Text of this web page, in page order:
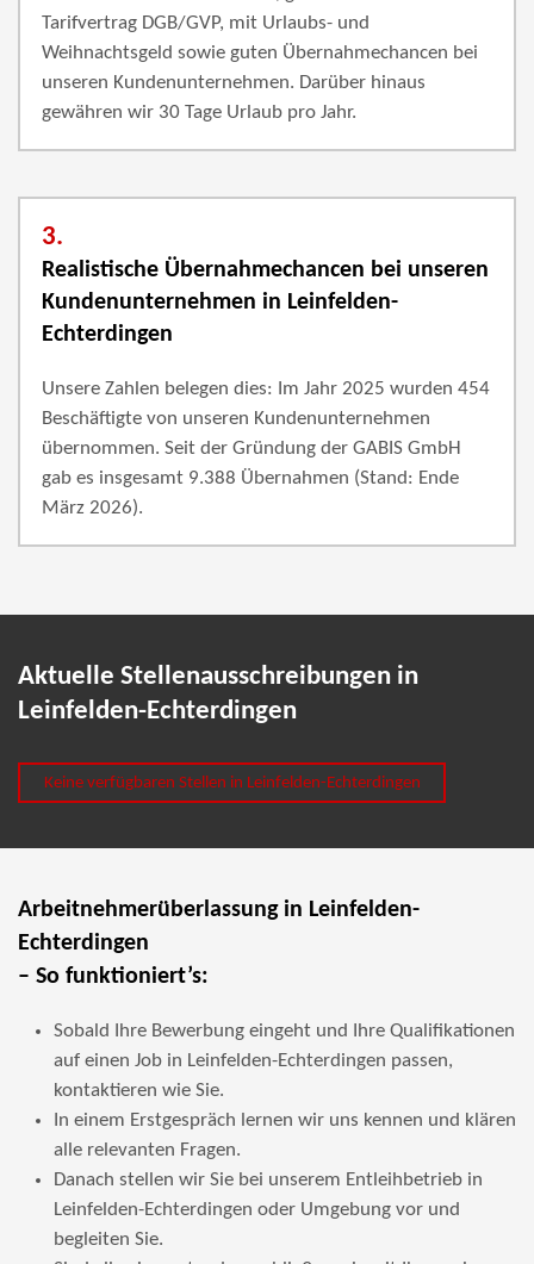
Tarifvertrag DGB/GVP, mit Urlaubs- und
Weihnachtsgeld sowie guten Übernahmechancen bei
unseren Kundenunternehmen. Darüber hinaus
gewähren wir 30 Tage Urlaub pro Jahr.
3.
Realistische Übernahmechancen bei unseren
Kundenunternehmen in Leinfelden-
Echterdingen
Unsere Zahlen belegen dies: Im Jahr 2025 wurden 454
Beschäftigte von unseren Kundenunternehmen
übernommen. Seit der Gründung der GABIS GmbH
gab es insgesamt 9.388 Übernahmen (Stand: Ende
März 2026).
Aktuelle Stellenausschreibungen in
Leinfelden-Echterdingen
Keine verfügbaren Stellen in Leinfelden-Echterdingen
Arbeitnehmerüberlassung in Leinfelden-
Echterdingen
– So funktioniert’s:
Sobald Ihre Bewerbung eingeht und Ihre Qualifikationen
auf einen Job in Leinfelden-Echterdingen passen,
kontaktieren wie Sie.
In einem Erstgespräch lernen wir uns kennen und klären
alle relevanten Fragen.
Danach stellen wir Sie bei unserem Entleihbetrieb in
Leinfelden-Echterdingen oder Umgebung vor und
begleiten Sie.